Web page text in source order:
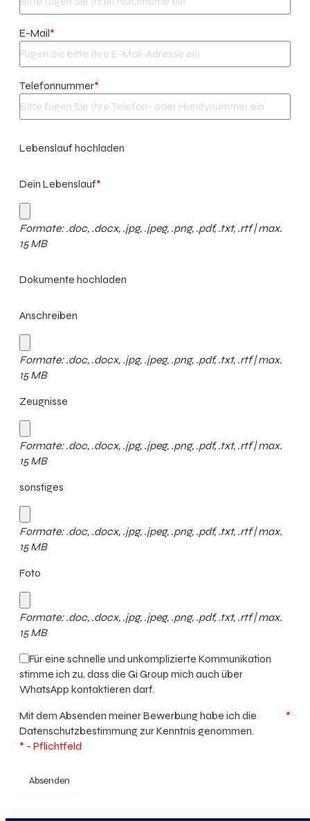
E-Mail*
Telefonnummer*
Lebenslauf hochladen
Dein Lebenslauf*
Formate: .doc, .docx, .jpg, .jpeg, .png, .pdf, .txt, .rtf | max.
15 MB
Dokumente hochladen
Anschreiben
Formate: .doc, .docx, .jpg, .jpeg, .png, .pdf, .txt, .rtf | max.
15 MB
Zeugnisse
Formate: .doc, .docx, .jpg, .jpeg, .png, .pdf, .txt, .rtf | max.
15 MB
sonstiges
Formate: .doc, .docx, .jpg, .jpeg, .png, .pdf, .txt, .rtf | max.
15 MB
Foto
Formate: .doc, .docx, .jpg, .jpeg, .png, .pdf, .txt, .rtf | max.
15 MB
Für eine schnelle und unkomplizierte Kommunikation
stimme ich zu, dass die Gi Group mich auch über
WhatsApp kontaktieren darf.
*
Mit dem Absenden meiner Bewerbung habe ich die
Datenschutzbestimmung zur Kenntnis genommen.
* - Pflichtfeld
Absenden